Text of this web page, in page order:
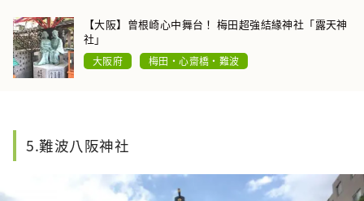
【大阪】曾根崎心中舞台！ 梅田超強結緣神社「露天神
社」
大阪府 梅田・心齋橋・難波
5.難波八阪神社